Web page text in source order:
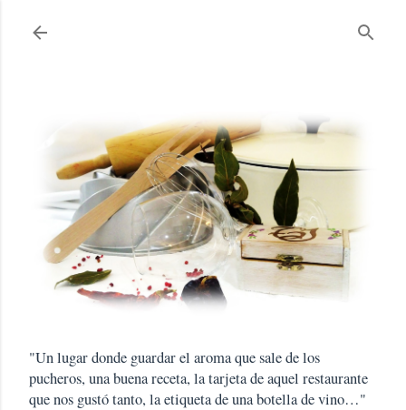
"Un lugar donde guardar el aroma que sale de los
pucheros, una buena receta, la tarjeta de aquel restaurante
que nos gustó tanto, la etiqueta de una botella de vino…"